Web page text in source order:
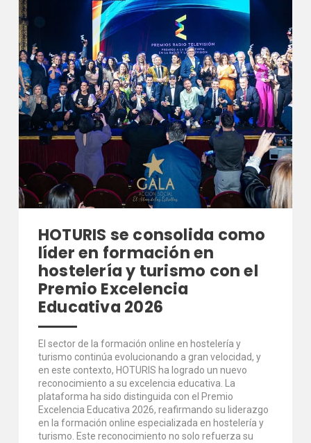
HOTURIS se consolida como
líder en formación en
hostelería y turismo con el
Premio Excelencia
Educativa 2026
El sector de la formación online en hostelería y
turismo continúa evolucionando a gran velocidad, y
en este contexto, HOTURIS ha logrado un nuevo
reconocimiento a su excelencia educativa. La
plataforma ha sido distinguida con el Premio
Excelencia Educativa 2026, reafirmando su liderazgo
en la formación online especializada en hostelería y
turismo. Este reconocimiento no solo refuerza su